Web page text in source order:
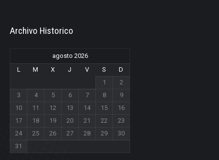
Archivo Historico
agosto 2026
L
M X J V S
D
1
2
3
4 5 6 7 8
9
10
11 12 13 14 15
16
17
18 19 20 21 22
23
24
25 26 27 28 29
30
31